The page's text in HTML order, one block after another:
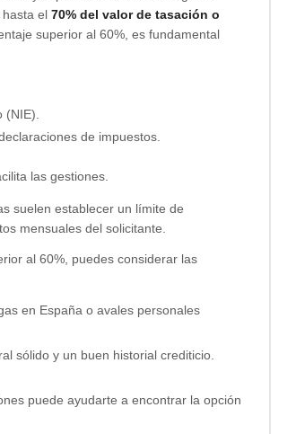
el 70% del valor de tasación o
superior al 60%, es fundamental
de impuestos.
las gestiones.
suelen establecer un límite de
mensuales del solicitante.
al 60%, puedes considerar las
en España o avales personales
sólido y un buen historial crediticio.
puede ayudarte a encontrar la opción